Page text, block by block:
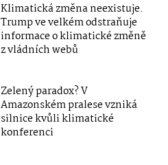
Klimatická změna neexistuje.
Trump ve velkém odstraňuje
informace o klimatické změně
z vládních webů
Zelený paradox? V
Amazonském pralese vzniká
silnice kvůli klimatické
konferenci